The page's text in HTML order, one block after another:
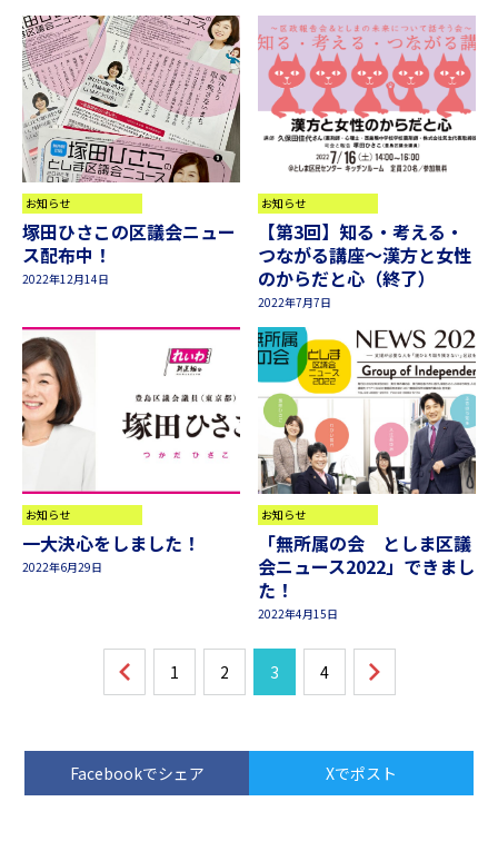
お知らせ
塚田ひさこの区議会ニュー
ス配布中！
2022年12月14日
お知らせ
【第3回】知る・考える・
つながる講座〜漢方と女性
のからだと心（終了）
2022年7月7日
お知らせ
一大決心をしました！
2022年6月29日
お知らせ
「無所属の会 としま区議
会ニュース2022」できまし
た！
2022年4月15日
1 2 3 4
Facebookでシェア Xでポスト